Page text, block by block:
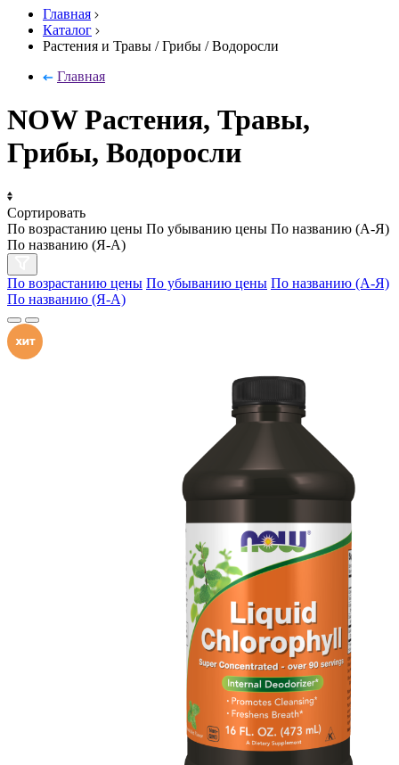
Главная
Каталог
Растения и Травы / Грибы / Водоросли
Главная
NOW Растения, Травы,
Грибы, Водоросли
Сортировать
По возрастанию цены По убыванию цены По названию (А-Я)
По названию (Я-А)
По возрастанию цены По убыванию цены По названию (А-Я)
По названию (Я-А)